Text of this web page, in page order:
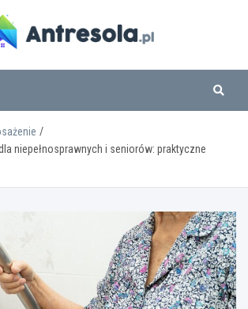
niepełnosprawnych i seniorów: praktyczne